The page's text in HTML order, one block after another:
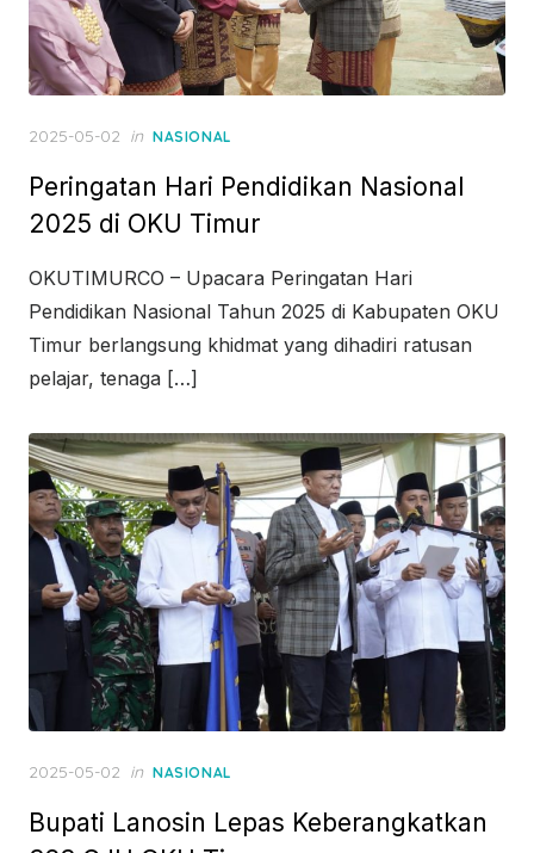
Posted
2025-05-02 in NASIONAL
Peringatan Hari Pendidikan Nasional
2025 di OKU Timur
OKUTIMURCO – Upacara Peringatan Hari
Pendidikan Nasional Tahun 2025 di Kabupaten OKU
Timur berlangsung khidmat yang dihadiri ratusan
pelajar, tenaga […]
Posted
2025-05-02 in NASIONAL
Bupati Lanosin Lepas Keberangkatkan